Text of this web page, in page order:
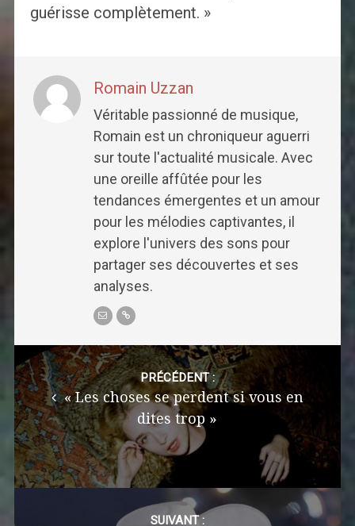
guérisse complètement. »
Romain Uzzan
Véritable passionné de musique,
Romain est un chroniqueur aguerri
sur toute l'actualité musicale. Avec
une oreille affûtée pour les
tendances émergentes et un amour
pour les mélodies captivantes, il
explore l'univers des sons pour
partager ses découvertes et ses
analyses.
Post
navigation
PRÉCÉDENT :
« Les choses se perdent si vous en
dites trop »
SUIVANT :